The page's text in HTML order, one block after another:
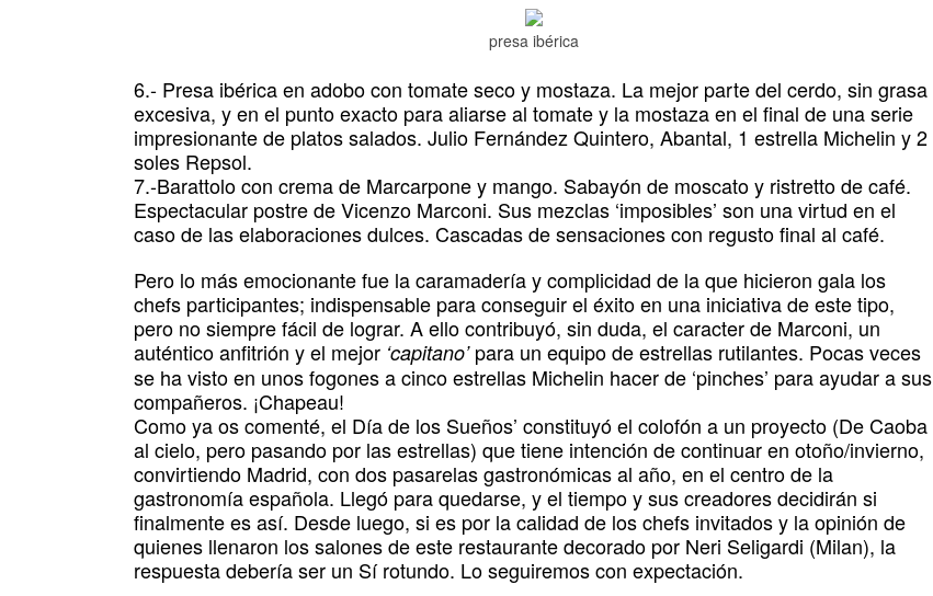
presa ibérica
6.- Presa ibérica en adobo con tomate seco y mostaza. La mejor parte del cerdo, sin grasa
excesiva, y en el punto exacto para aliarse al tomate y la mostaza en el final de una serie
impresionante de platos salados. Julio Fernández Quintero, Abantal, 1 estrella Michelin y 2
soles Repsol.
7.-Barattolo con crema de Marcarpone y mango. Sabayón de moscato y ristretto de café.
Espectacular postre de Vicenzo Marconi. Sus mezclas ‘imposibles’ son una virtud en el
caso de las elaboraciones dulces. Cascadas de sensaciones con regusto final al café.
Pero lo más emocionante fue la caramadería y complicidad de la que hicieron gala los
chefs participantes; indispensable para conseguir el éxito en una iniciativa de este tipo,
pero no siempre fácil de lograr. A ello contribuyó, sin duda, el caracter de Marconi, un
auténtico anfitrión y el mejor ‘capitano’para un equipo de estrellas rutilantes. Pocas veces
se ha visto en unos fogones a cinco estrellas Michelin hacer de ‘pinches’ para ayudar a sus
compañeros. ¡Chapeau!
Como ya os comenté, el Día de los Sueños’ constituyó el colofón a un proyecto (De Caoba
al cielo, pero pasando por las estrellas) que tiene intención de continuar en otoño/invierno,
convirtiendo Madrid, con dos pasarelas gastronómicas al año, en el centro de la
gastronomía española. Llegó para quedarse, y el tiempo y sus creadores decidirán si
finalmente es así. Desde luego, si es por la calidad de los chefs invitados y la opinión de
quienes llenaron los salones de este restaurante decorado por Neri Seligardi (Milan), la
respuesta debería ser un Sí rotundo. Lo seguiremos con expectación.